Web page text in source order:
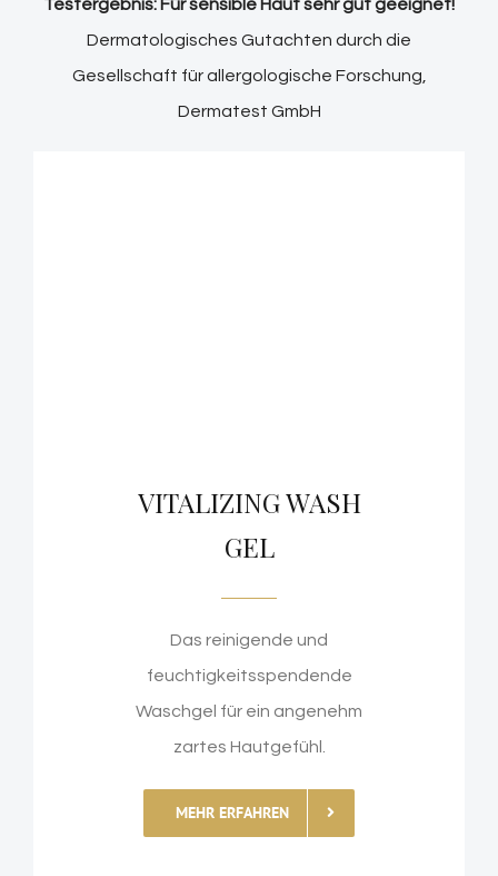
Testergebnis: Für sensible Haut sehr gut geeignet!
Dermatologisches Gutachten durch die
Gesellschaft für allergologische Forschung,
Dermatest GmbH
VITALIZING WASH
GEL
Das reinigende und
feuchtigkeitsspendende
Waschgel für ein angenehm
zartes Hautgefühl.
MEHR ERFAHREN